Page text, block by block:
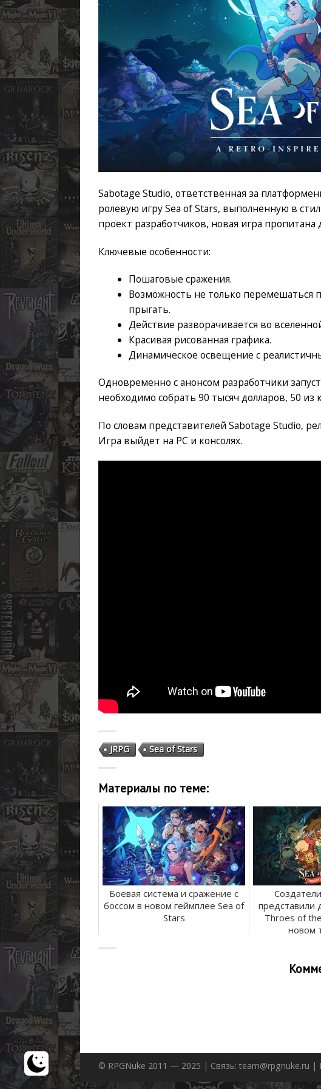
Sabotage Studio, ответственная за
ролевую игру Sea of Stars, выполненную в
проект разработчиков, новая игра
Ключевые особенности:
Пошаговые сражения.
Возможность не только перемешаться
прыгать.
Действие разворачивается во
Красивая рисованная графика.
Динамическое освещение с
Одновременно с анонсом разработчики
необходимо собрать 90 тысяч долларов, 50 из
По словам представителей Sabotage Studio,
Игра выйдет на PC и консолях.
JRPG Sea of Stars
Материалы по теме:
Боевая система и сражение с
боссом в новом геймплее Sea of
Stars
представили
Throes of
новом
© RPGNuke 2011 — 2025 | Связь: team@rpgnuke.ru |